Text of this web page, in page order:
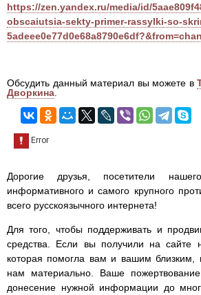
https://zen.yandex.ru/media/id/
obscaiutsia-sekty-primer-rassylki-so-
Обсудить данный материал вы можете в
Дворкина
Дорогие друзья, посетители
информативного и самого крупного
всего русскоязычного интернета!
Для того, чтобы поддерживать и
средства. Если вы получили на сайте
которая помогла вам и вашим близким,
нам материально. Ваше
донесение нужной информации до